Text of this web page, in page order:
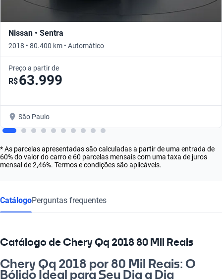
Nissan • Sentra
2018 • 80.400 km • Automático
Preço a partir de
R$63.999
São Paulo
* As parcelas apresentadas são calculadas a partir de uma entrada de
60% do valor do carro e 60 parcelas mensais com uma taxa de juros
mensal de 2,46%. Termos e condições são aplicáveis.
CatálogoPerguntas frequentes
Catálogo de Chery Qq 2018 80 Mil Reais
Chery Qq 2018 por 80 Mil Reais: O
Bólido Ideal para Seu Dia a Dia